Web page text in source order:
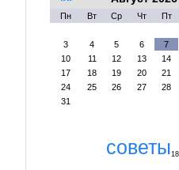
Пн Вт Ср Чт Пт
3
4 5 6 7
10
11 12 13 14
17
18 19 20 21
24
25 26 27 28
31
советы